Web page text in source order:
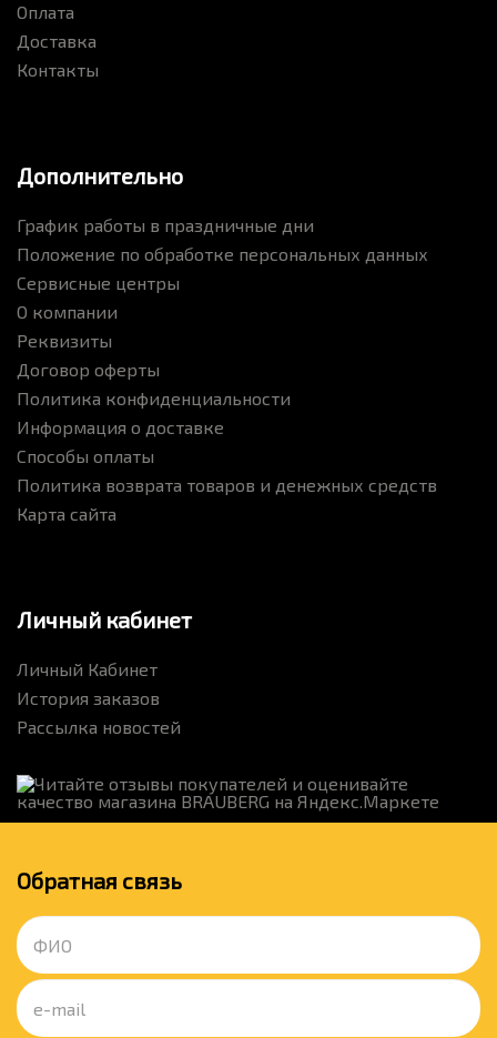
Оплата
Доставка
Контакты
Дополнительно
График работы в праздничные дни
Положение по обработке персональных данных
Сервисные центры
О компании
Реквизиты
Договор оферты
Политика конфиденциальности
Информация о доставке
Способы оплаты
Политика возврата товаров и денежных средств
Карта сайта
Личный кабинет
Личный Кабинет
История заказов
Рассылка новостей
Обратная связь